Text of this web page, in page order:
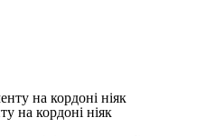
на кордоні ніяк